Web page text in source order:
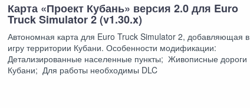
Карта «Проект Кубань» версия 2.0 для Euro
Truck Simulator 2 (v1.30.x)
Автономная карта для Euro Truck Simulator 2, добавляющая в
игру территории Кубани. Особенности модификации:
Детализированные населенные пункты; Живописные дороги
Кубани; Для работы необходимы DLC